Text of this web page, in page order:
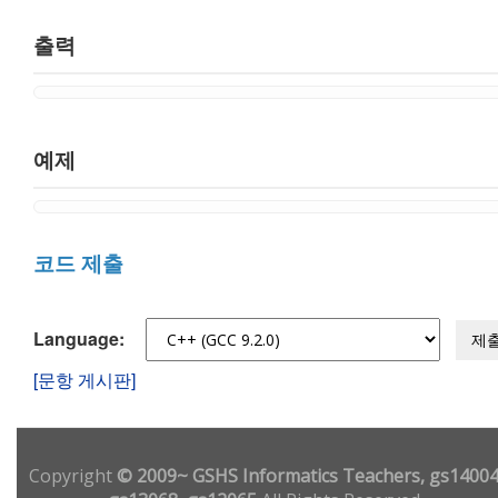
출력
예제
코드 제출
Language: 제
[문항 게시판]
Copyright© 2009~ GSHS Informatics Teachers,